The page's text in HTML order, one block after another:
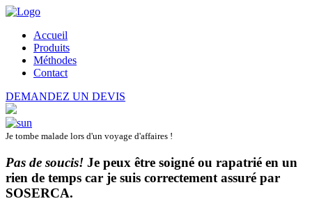
Accueil
Produits
Méthodes
Contact
DEMANDEZ UN DEVIS
Je tombe malade lors d'un voyage d'affaires !
Pas de soucis! Je peux être soigné ou rapatrié en un
rien de temps car je suis correctement assuré par
SOSERCA.